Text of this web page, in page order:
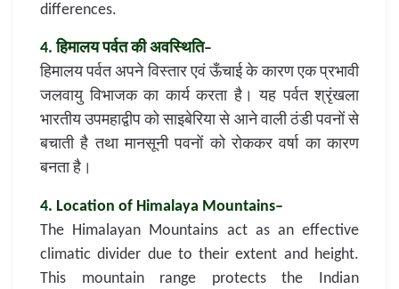
differences.
4. हिमालय पर्वत की अवस्थिति–
हिमालय पर्वत अपने विस्तार एवं ऊँचाई के कारण एक प्रभावी
जलवायु विभाजक का कार्य करता है। यह पर्वत श्रृंखला
भारतीय उपमहाद्वीप को साइबेरिया से आने वाली ठंडी पवनों से
बचाती है तथा मानसूनी पवनों को रोककर वर्षा का कारण
बनता है।
4. Location of Himalaya Mountains–
The Himalayan Mountains act as an effective
climatic divider due to their extent and height.
This mountain range protects the Indian